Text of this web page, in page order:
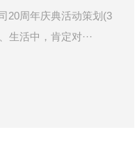
20周年庆典活动策划(3
生活中，肯定对···